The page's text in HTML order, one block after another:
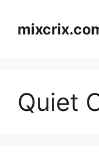
content
Quiet